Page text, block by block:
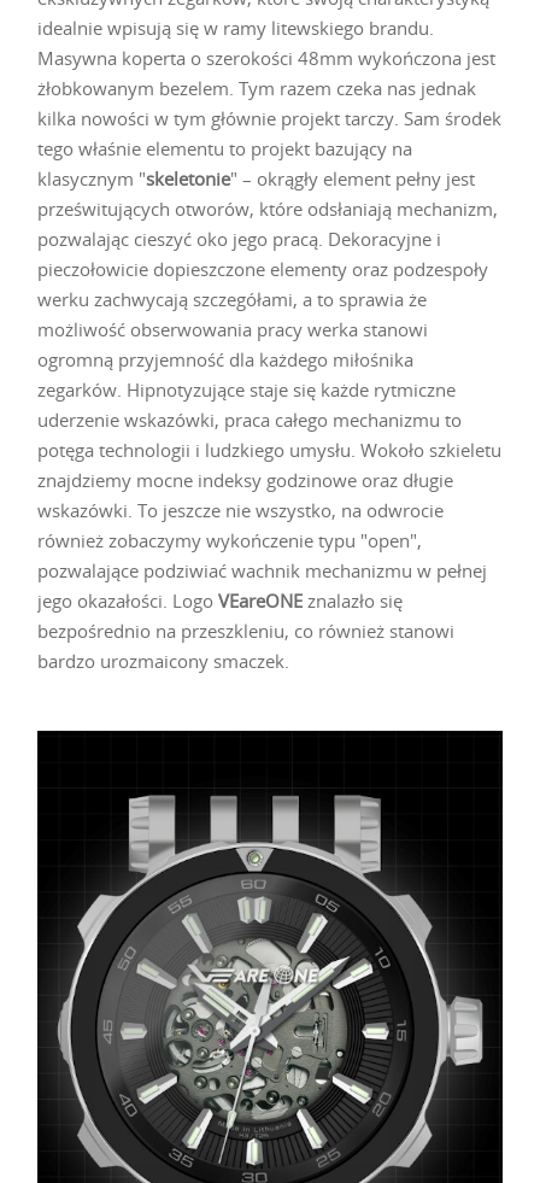
idealnie wpisują się w ramy litewskiego brandu.
Masywna koperta o szerokości 48mm wykończona jest
żłobkowanym bezelem. Tym razem czeka nas jednak
kilka nowości w tym głównie projekt tarczy. Sam środek
tego właśnie elementu to projekt bazujący na
klasycznym "skeletonie" – okrągły element pełny jest
prześwitujących otworów, które odsłaniają mechanizm,
pozwalając cieszyć oko jego pracą. Dekoracyjne i
pieczołowicie dopieszczone elementy oraz podzespoły
werku zachwycają szczegółami, a to sprawia że
możliwość obserwowania pracy werka stanowi
ogromną przyjemność dla każdego miłośnika
zegarków. Hipnotyzujące staje się każde rytmiczne
uderzenie wskazówki, praca całego mechanizmu to
potęga technologii i ludzkiego umysłu. Wokoło szkieletu
znajdziemy mocne indeksy godzinowe oraz długie
wskazówki. To jeszcze nie wszystko, na odwrocie
również zobaczymy wykończenie typu "open",
pozwalające podziwiać wachnik mechanizmu w pełnej
jego okazałości. LogoVEareONE znalazło się
bezpośrednio na przeszkleniu, co również stanowi
bardzo urozmaicony smaczek.